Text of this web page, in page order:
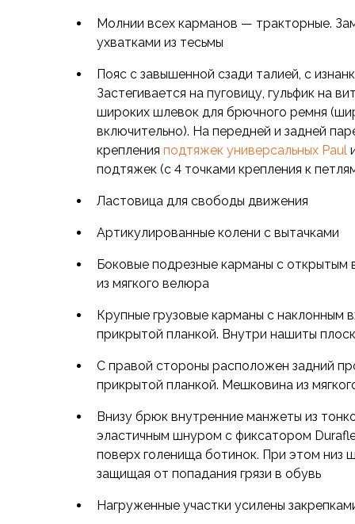
Термолеггинсы
Термотрусы
Футболки
Нижнее белье
Обувь
Мужская обувь
Ботинки
Утепленные
Неутепленные
Кроссовки
Повседневные кроссовки
Кроссовки треккинговые
Сапоги
Демисезонные
Болотные сапоги, забродники
Вкладыши
Гамаши, бахилы
Аксессуары для обуви
Уход за обувью
Шнурки, стельки
Сушилки для обуви
интернет-магазин просьба оставлять
проверки оттенков.
Молнии всех карманов — тракторные.
ухватками из тесьмы
Пояс с завышенной сзади талией, с
Застегивается на пуговицу, гульфик на
широких шлевок для брючного ремня
включительно). На передней и задней
крепления подтяжек универсальных Paul
подтяжек (с 4 точками крепления к
Ластовица для свободы движения
Артикулированные колени с вытачками
Боковые подрезные карманы с
из мягкого велюра
Крупные грузовые карманы с наклонным
прикрытой планкой. Внутри нашиты
С правой стороны расположен задний
прикрытой планкой. Мешковина из
Внизу брюк внутренние манжеты из
эластичным шнуром с фиксатором
поверх голенища ботинок. При этом низ
защищая от попадания грязи в обувь
Нагруженные участки усилены